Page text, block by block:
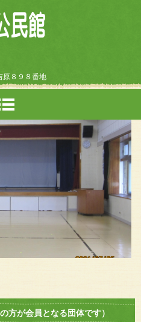
８９８番地
が会員となる団体です）